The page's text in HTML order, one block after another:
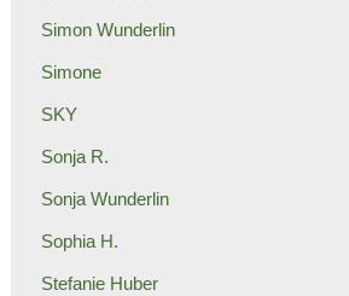
Simon Wunderlin
Simone
SKY
Sonja R.
Sonja Wunderlin
Sophia H.
Stefanie Huber